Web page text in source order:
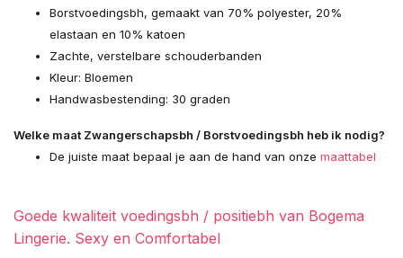
Borstvoedingsbh, gemaakt van 70% polyester, 20%
elastaan en 10% katoen
Zachte, verstelbare schouderbanden
Kleur: Bloemen
Handwasbestending: 30 graden
Welke maat Zwangerschapsbh / Borstvoedingsbh heb ik nodig?
De juiste maat bepaal je aan de hand van onze maattabel
Goede kwaliteit voedingsbh / positiebh van Bogema
Lingerie. Sexy en Comfortabel